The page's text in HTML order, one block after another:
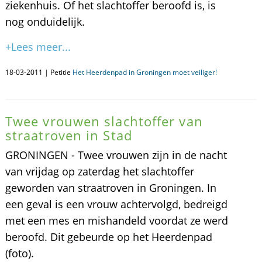
ziekenhuis. Of het slachtoffer beroofd is, is
nog onduidelijk.
+Lees meer...
18-03-2011 | Petitie Het Heerdenpad in Groningen moet veiliger!
Twee vrouwen slachtoffer van
straatroven in Stad
GRONINGEN - Twee vrouwen zijn in de nacht
van vrijdag op zaterdag het slachtoffer
geworden van straatroven in Groningen. In
een geval is een vrouw achtervolgd, bedreigd
met een mes en mishandeld voordat ze werd
beroofd. Dit gebeurde op het Heerdenpad
(foto).